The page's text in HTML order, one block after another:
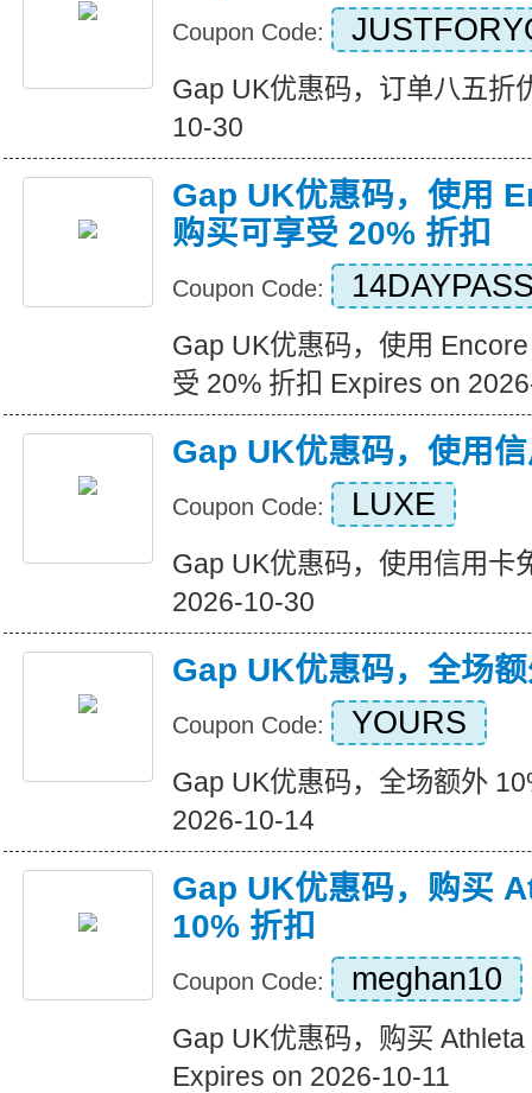
Coupon Code:
Gap UK优惠码，订单八五折
10-30
Gap UK优惠码，使用
购买可享受 20% 折扣
Coupon Code:
Gap UK优惠码，使用
受 20% 折扣 Expires on
Gap UK优惠码，使用
Coupon Code: LUXE
Gap UK优惠码，使用信用卡
2026-10-30
Gap UK优惠码，全场
Coupon Code: YOURS
Gap UK优惠码，全场额外
2026-10-14
Gap UK优惠码，购买
10% 折扣
Coupon Code: meghan10
Gap UK优惠码，购买
Expires on 2026-10-11